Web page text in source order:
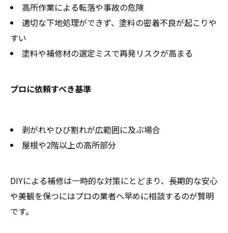
高所作業による転落や事故の危険
適切な下地処理ができず、塗料の密着不良が起こりや
すい
塗料や補修材の選定ミスで再発リスクが高まる
プロに依頼すべき基準
剥がれやひび割れが広範囲に及ぶ場合
屋根や2階以上の高所部分
DIYによる補修は一時的な対策にとどまり、長期的な安心
や美観を保つにはプロの業者へ早めに相談するのが賢明
です。